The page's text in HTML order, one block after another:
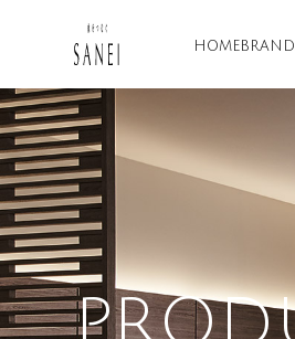
HOME BRAND